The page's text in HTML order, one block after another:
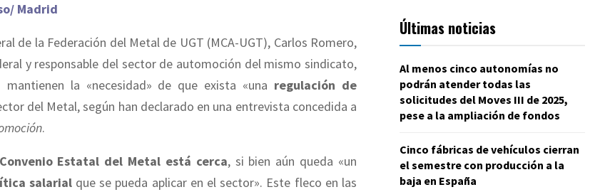
Madrid
de la Federación del Metal de UGT (MCA-UGT), Carlos Romero,
y responsable del sector de automoción del mismo sindicato,
la «necesidad» de que exista «una regulación de
del Metal, según han declarado en una entrevista concedida a
.
Convenio Estatal del Metal está cerca, si bien aún queda «un
salarialque se pueda aplicar en el sector». Este fleco en las
Últimas noticias
Al menos cinco autonomías no
podrán atender todas las
solicitudes del Moves III de 2025,
pese a la ampliación de fondos
Cinco fábricas de vehículos cierran
el semestre con producción a la
baja en España